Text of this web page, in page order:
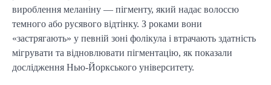
вироблення меланіну — пігменту, який надає волоссю
темного або русявого відтінку. З роками вони
«застрягають» у певній зоні фолікула і втрачають здатність
мігрувати та відновлювати пігментацію, як показали
дослідження Нью-Йоркського університету.